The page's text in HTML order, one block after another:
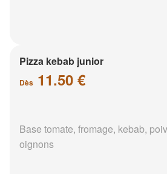
Pizza kebab junior
Dès 11.50 €
Base tomate, fromage, kebab,
oignons